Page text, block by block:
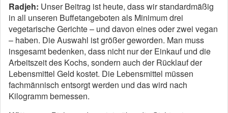
Radjeh: Unser Beitrag ist heute, dass wir standardmäßig
in all unseren Buffetangeboten als Minimum drei
vegetarische Gerichte – und davon eines oder zwei vegan
– haben. Die Auswahl ist größer geworden. Man muss
insgesamt bedenken, dass nicht nur der Einkauf und die
Arbeitszeit des Kochs, sondern auch der Rücklauf der
Lebensmittel Geld kostet. Die Lebensmittel müssen
fachmännisch entsorgt werden und das wird nach
Kilogramm bemessen.